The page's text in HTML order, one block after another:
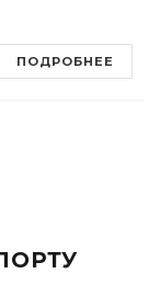
ПОДРОБНЕЕ